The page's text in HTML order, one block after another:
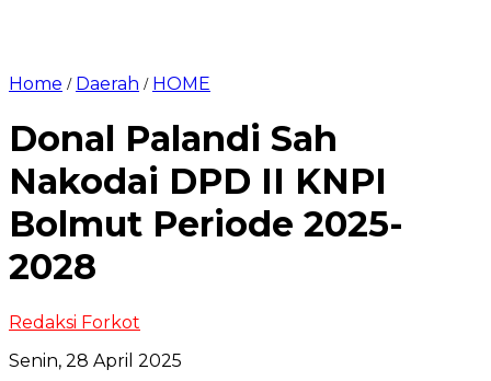
Home / Daerah / HOME
Donal Palandi Sah
Nakodai DPD II KNPI
Bolmut Periode 2025-
2028
Redaksi Forkot
Senin, 28 April 2025